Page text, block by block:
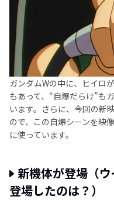
ガンダムWの中に、ヒイロ
もあって、“自爆だらけ”も
います。さらに、今回の新
ので、この自爆シーンを映
に使っています。
新機体が登場（
登場したのは？）